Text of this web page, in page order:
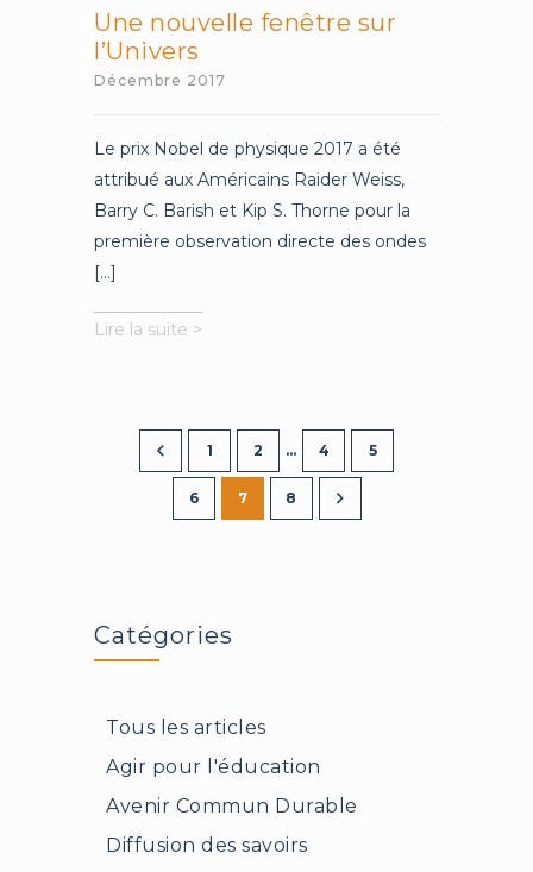
Une nouvelle fenêtre sur
l’Univers
Décembre 2017
Le prix Nobel de physique 2017 a été
attribué aux Américains Raider Weiss,
Barry C. Barish et Kip S. Thorne pour la
première observation directe des ondes
[...]
Lire la suite >
l’Univers
1 2 … 4 5
6 7 8
Catégories
Tous les articles
Agir pour l'éducation
Avenir Commun Durable
Diffusion des savoirs